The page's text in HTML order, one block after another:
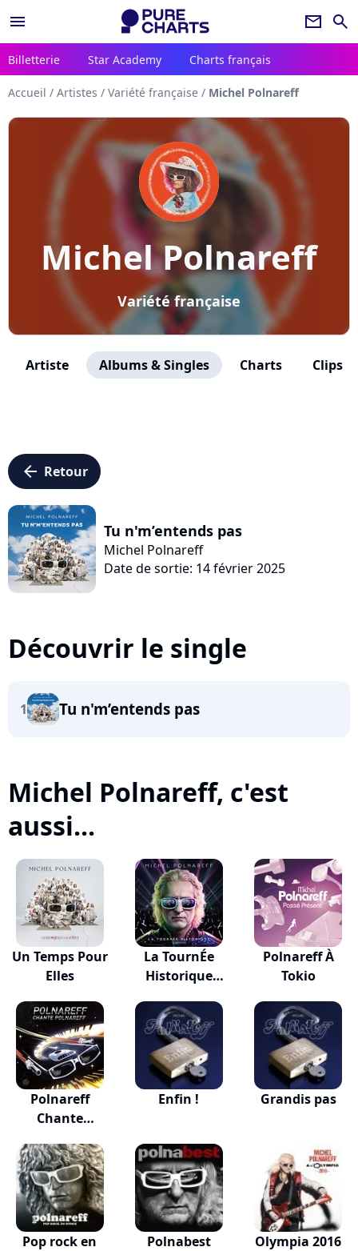
menu newsletter search
Billetterie Star Academy Charts français
Accueil / Artistes / Variété française / Michel Polnareff
Michel Polnareff
Variété française
Artiste Albums & Singles Charts Clips
arrow_left Retour
Tu n'm’entends pas
Michel Polnareff
Date de sortie: 14 février 2025
Découvrir le single
1 Tu n'm’entends pas
Michel Polnareff, c'est
aussi...
Un Temps Pour
Elles
La TournÉe
Historique
Polnareff À
Tokio
Polnareff
Chante
Enfin ! Grandis pas
Pop rock en
Polnabest
Olympia 2016